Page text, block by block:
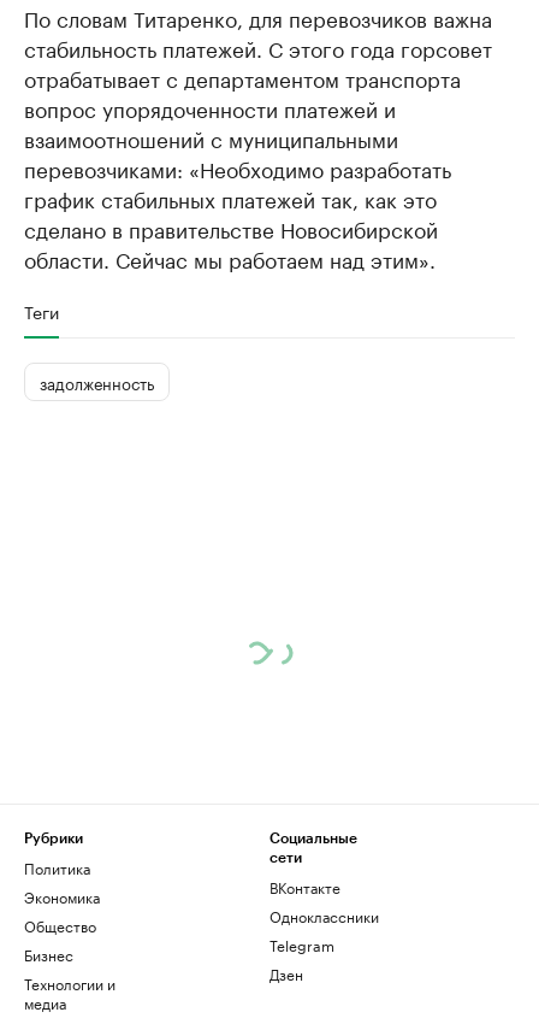
По словам Титаренко, для перевозчиков важна
стабильность платежей. С этого года горсовет
отрабатывает с департаментом транспорта
вопрос упорядоченности платежей и
взаимоотношений с муниципальными
перевозчиками: «Необходимо разработать
график стабильных платежей так, как это
сделано в правительстве Новосибирской
области. Сейчас мы работаем над этим».
Теги
задолженность
Рубрики
Политика
Экономика
Общество
Бизнес
Технологии и
медиа
Социальные
сети
ВКонтакте
Одноклассники
Telegram
Дзен